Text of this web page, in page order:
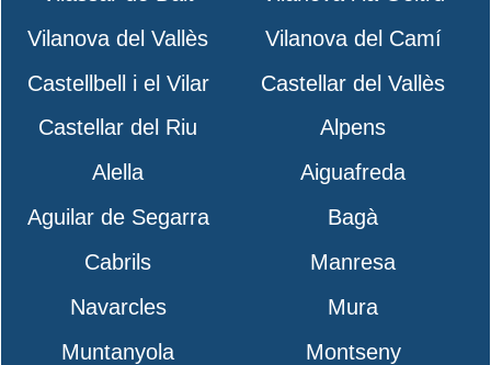
Vilanova del Vallès
Vilanova del Camí
Castellbell i el Vilar
Castellar del Vallès
Castellar del Riu
Alpens
Alella
Aiguafreda
Aguilar de Segarra
Bagà
Cabrils
Manresa
Navarcles
Mura
Muntanyola
Montseny